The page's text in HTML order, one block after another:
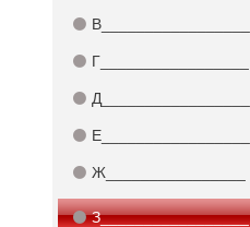
⚫ В_________________
⚫ Г_________________
⚫ Д_________________
⚫ Е_________________
⚫ Ж________________
⚫З_________________